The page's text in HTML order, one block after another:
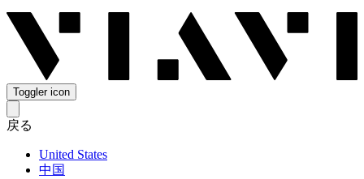
Toggler icon
戻る
United States
中国